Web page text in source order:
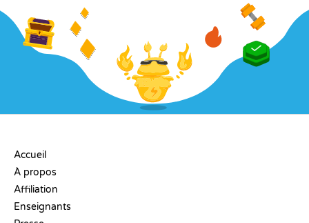
Accueil
À propos
Affiliation
Enseignants